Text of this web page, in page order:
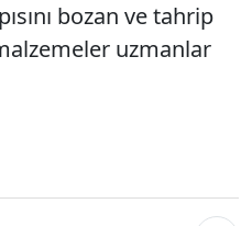
bozan ve tahrip
uzmanlar